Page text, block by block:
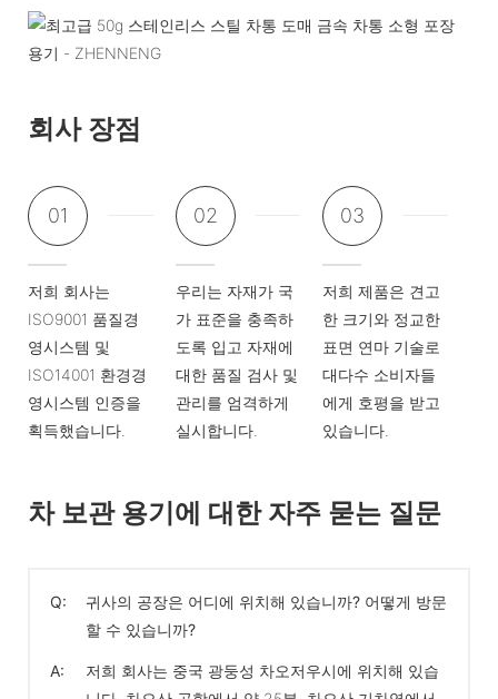
회사 장점
01
저희 회사는
ISO9001 품질경
영시스템 및
ISO14001 환경경
영시스템 인증을
획득했습니다.
02
우리는 자재가 국
가 표준을 충족하
도록 입고 자재에
대한 품질 검사 및
관리를 엄격하게
실시합니다.
03
저희 제품은 견고
한 크기와 정교한
표면 연마 기술로
대다수 소비자들
에게 호평을 받고
있습니다.
차 보관 용기에 대한 자주 묻는 질문
Q:
귀사의 공장은 어디에 위치해 있습니까? 어떻게 방문
할 수 있습니까?
A:
저희 회사는 중국 광둥성 차오저우시에 위치해 있습